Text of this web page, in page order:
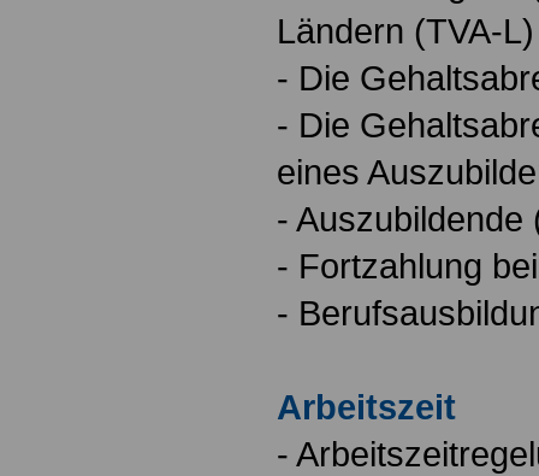
Ländern (TVA-L)
- Die
- Die
eines
- Auszubildende
- Fortzahlung
-
Arbeitszeit
-